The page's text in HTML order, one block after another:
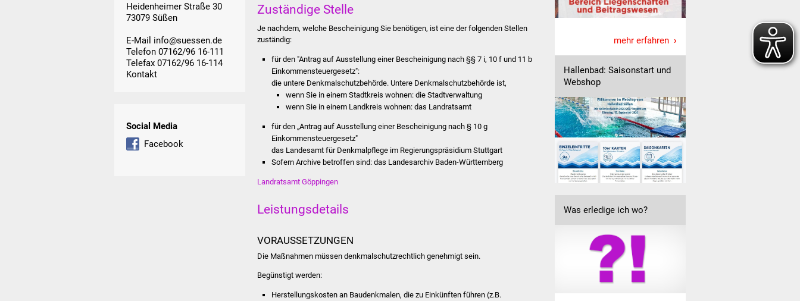
Heidenheimer Straße 30
73079 Süßen
E-Mail info@suessen.de
Telefon 07162/96 16-111
Telefax 07162/96 16-114
Kontakt
Social Media
Facebook
Zuständige Stelle
Je nachdem, welche Bescheinigung Sie benötigen, ist eine der folgenden Stellen
zuständig:
für den "Antrag auf Ausstellung einer Bescheinigung nach §§ 7 i, 10 f und 11 b
Einkommensteuergesetz":
die untere Denkmalschutzbehörde. Untere Denkmalschutzbehörde ist,
wenn Sie in einem Stadtkreis wohnen: die Stadtverwaltung
wenn Sie in einem Landkreis wohnen: das Landratsamt
für den „Antrag auf Ausstellung einer Bescheinigung nach § 10 g
Einkommensteuergesetz"
das Landesamt für Denkmalpflege im Regierungspräsidium Stuttgart
Sofern Archive betroffen sind: das Landesarchiv Baden-Württemberg
Landratsamt Göppingen
Leistungsdetails
VORAUSSETZUNGEN
Die Maßnahmen müssen denkmalschutzrechtlich genehmigt sein.
Begünstigt werden:
Herstellungskosten an Baudenkmalen, die zu Einkünften führen (z.B.
mehr erfahren
Hallenbad: Saisonstart und
Webshop
Was erledige ich wo?